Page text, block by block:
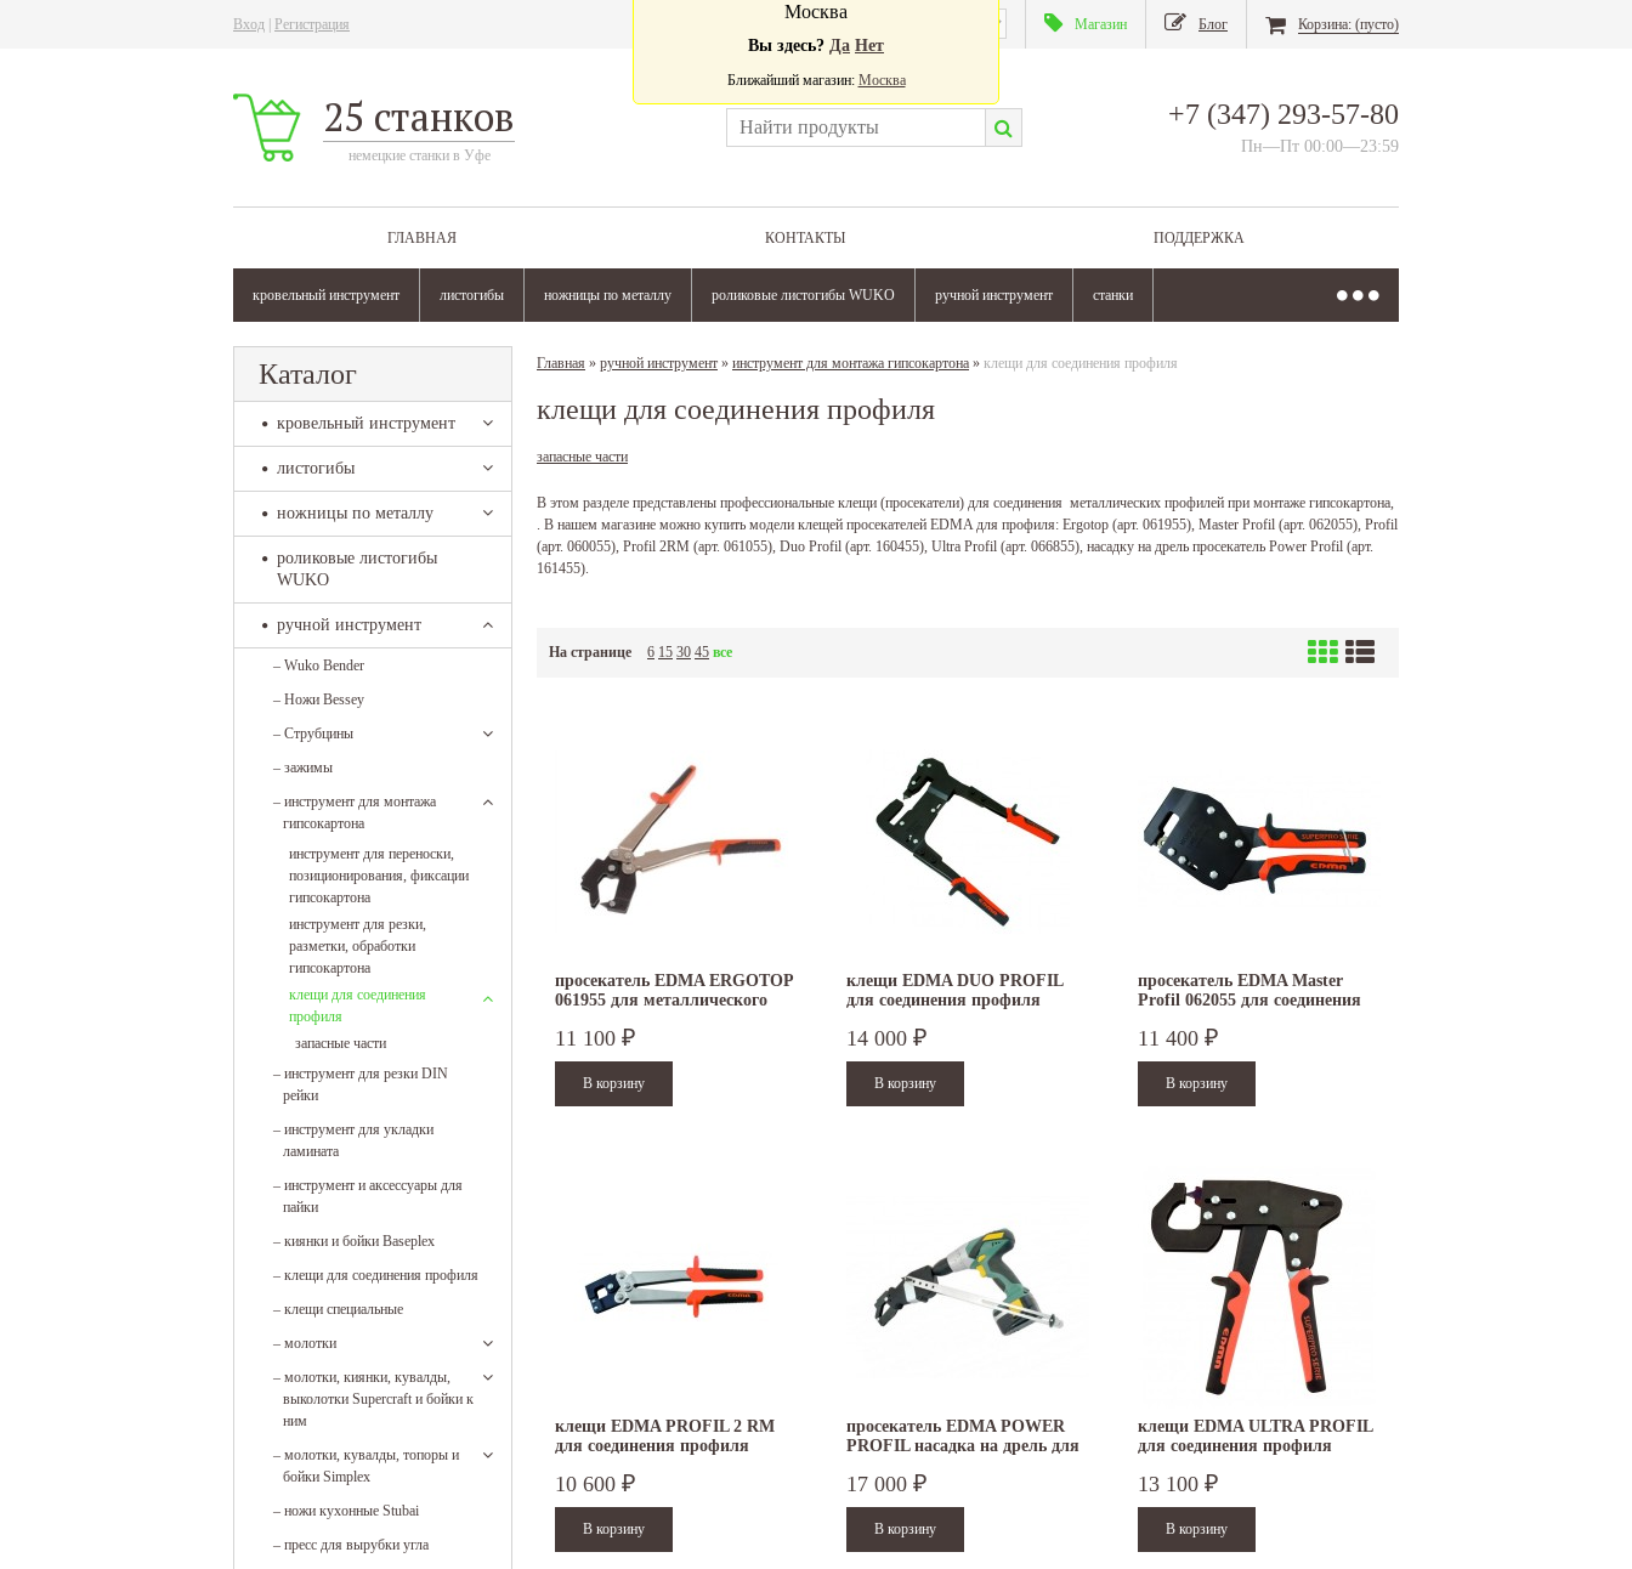
Вход Регистрация Магазин Блог Корзина: (пусто)
25 станков
немецкие станки в Уфе
+7 (347) 293-57-80
Пн—Пт 00:00—23:59
ГЛАВНАЯ КОНТАКТЫ ПОДДЕРЖКА
кровельный инструмент листогибы ножницы по металлу роликовые листогибы WUKO ручной инструмент станки
Москва
Вы здесь? Да Нет
Ближайший магазин: Москва
Каталог
кровельный инструмент
листогибы
ножницы по металлу
роликовые листогибы
WUKO
ручной инструмент
– Wuko Bender
– Ножи Bessey
– Струбцины
– зажимы
– инструмент для монтажа
гипсокартона
инструмент для переноски,
позиционирования, фиксации
гипсокартона
инструмент для резки,
разметки, обработки
гипсокартона
клещи для соединения
профиля
запасные части
– инструмент для резки DIN
рейки
– инструмент для укладки
ламината
– инструмент и аксессуары для
пайки
– киянки и бойки Baseplex
– клещи для соединения профиля
– клещи специальные
– молотки
– молотки, киянки, кувалды,
выколотки Supercraft и бойки к
ним
– молотки, кувалды, топоры и
бойки Simplex
– ножи кухонные Stubai
– пресс для вырубки угла
Главная » ручной инструмент » инструмент для монтажа гипсокартона » клещи для соединения профиля
клещи для соединения профиля
запасные части
В этом разделе представлены профессиональные клещи (просекатели) для соединения металлических профилей при монтаже гипсокартона,
. В нашем магазине можно купить модели клещей просекателей EDMA для профиля: Ergotop (арт. 061955), Master Profil (арт. 062055), Profil
(арт. 060055), Profil 2RM (арт. 061055), Duo Profil (арт. 160455), Ultra Profil (арт. 066855), насадку на дрель просекатель Power Profil (арт.
161455).
На странице 6 15 30 45 все
просекатель EDMA ERGOTOP
061955 для металлического
11 100 ₽
клещи EDMA DUO PROFIL
для соединения профиля
14 000 ₽
просекатель EDMA Master
Profil 062055 для соединения
11 400 ₽
клещи EDMA PROFIL 2 RM
для соединения профиля
10 600 ₽
просекатель EDMA POWER
PROFIL насадка на дрель для
17 000 ₽
клещи EDMA ULTRA PROFIL
для соединения профиля
13 100 ₽